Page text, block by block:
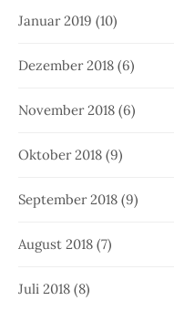
Januar 2019 (10)
Dezember 2018 (6)
November 2018 (6)
Oktober 2018 (9)
September 2018 (9)
August 2018 (7)
Juli 2018 (8)